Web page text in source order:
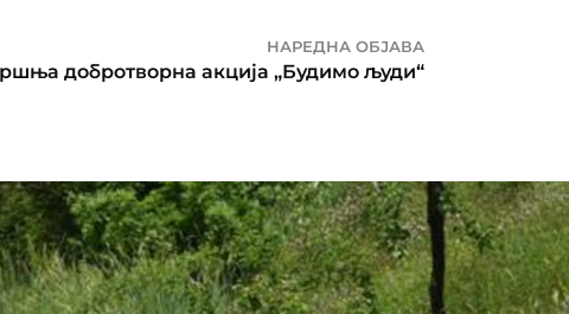
НАРЕДНА ОБЈАВА
добротворна акција „Будимо људи“